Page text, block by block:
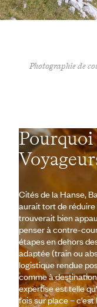
Photographie de
Cités de la Hanse,
aurait tort de réduire
trouverait bien
penser à contre-
étapes en dehors
adaptée (train ou
logistique rendue
comme à
expertise est telle
fois sur place –